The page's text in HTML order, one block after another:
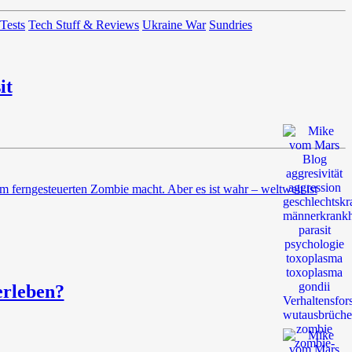
Tech Stuff & Reviews Ukraine War Sundries
ferngesteuerten Zombie macht. Aber es ist wahr – weltweit ist